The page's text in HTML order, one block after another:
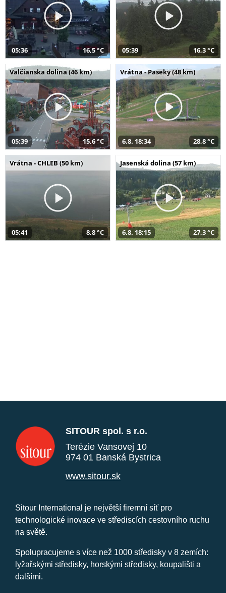
05:36 16,5 °C 05:39 16,3 °C
Valčianska dolina (46 km)
05:39 15,6 °C
Vrátna - Paseky (48 km)
6.8. 18:34 28,8 °C
Vrátna - CHLEB (50 km)
05:41 8,8 °C
Jasenská dolina (57 km)
6.8. 18:15 27,3 °C
SITOUR spol. s r.o.
Terézie Vansovej 10
974 01 Banská Bystrica
www.sitour.sk
Sitour International je největší firemní síť pro
technologické inovace ve střediscích cestovního ruchu
na světě.
Spolupracujeme s více než 1000 středisky v 8 zemích:
lyžařskými středisky, horskými středisky, koupališti a
dalšími.